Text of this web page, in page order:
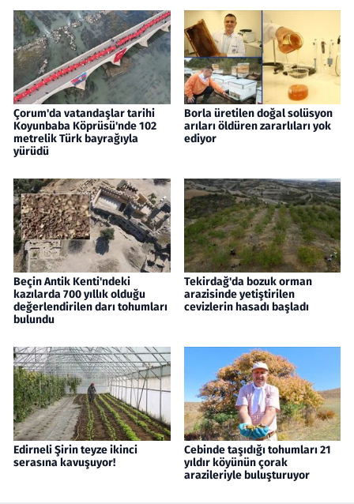
Çorum'da vatandaşlar tarihi
Koyunbaba Köprüsü'nde 102
metrelik Türk bayrağıyla
yürüdü
Borla üretilen doğal solüsyon
arıları öldüren zararlıları yok
ediyor
Beçin Antik Kenti'ndeki
kazılarda 700 yıllık olduğu
değerlendirilen darı tohumları
bulundu
Tekirdağ'da bozuk orman
arazisinde yetiştirilen
cevizlerin hasadı başladı
Edirneli Şirin teyze ikinci
serasına kavuşuyor!
Cebinde taşıdığı tohumları 21
yıldır köyünün çorak
arazileriyle buluşturuyor